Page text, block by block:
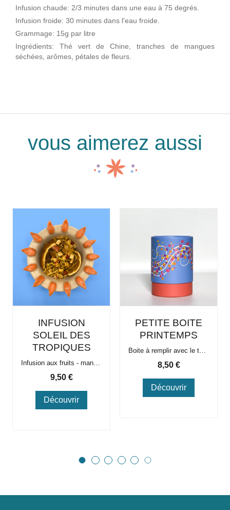
Infusion chaude: 2/3 minutes dans une eau à 75 degrés.
Infusion froide: 30 minutes dans l'eau froide.
Grammage: 15g par litre
Ingrédients: Thé vert de Chine, tranches de mangues
séchées, arômes, pétales de fleurs.
vous aimerez aussi
INFUSION
SOLEIL DES
TROPIQUES
Prix
9,50 €
Découvrir
PETITE BOITE
PRINTEMPS
Prix
8,50 €
Découvrir